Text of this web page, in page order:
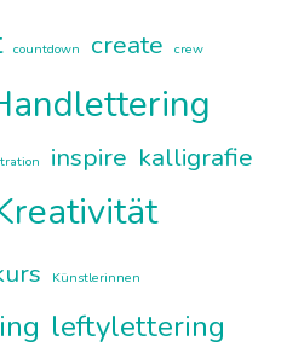
countdown create crew
inspire kalligrafie
Künstlerinnen
leftylettering